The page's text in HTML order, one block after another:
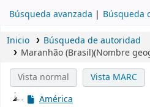
Búsqueda avanzada Búsqueda
Inicio
Búsqueda de autoridad
Maranhão (Brasil)(Nombre
Vista normal
Vista MARC
América